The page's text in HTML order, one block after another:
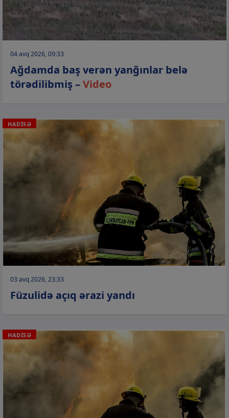
04 avq 2026, 09:33
Ağdamda baş verən yanğınlar belə
törədilibmiş –Video
HADİSƏ
03 avq 2026, 23:33
Füzulidə açıq ərazi yandı
HADİSƏ